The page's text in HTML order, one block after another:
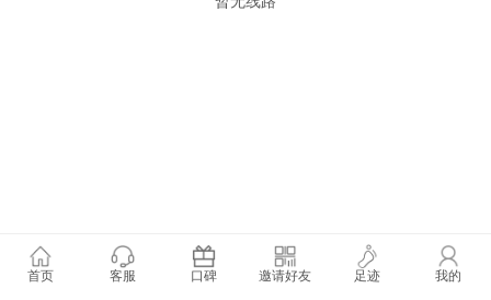
首页 客服 口碑 邀请好友 足迹 我的